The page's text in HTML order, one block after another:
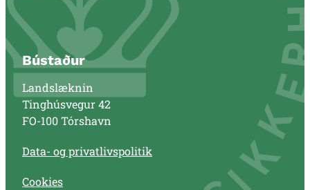
Bústaður
Landslæknin
Tinghúsvegur 42
FO-100 Tórshavn
Data- og privatlivspolitik
Cookies